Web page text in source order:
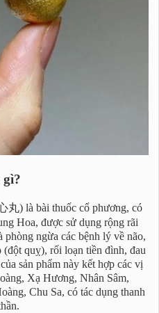
) là bài thuốc cổ phương, có
Hoa, được sử dụng rộng rãi
ngừa các bệnh lý về não,
(đột quỵ), rối loạn tiền đình, đau
sản phẩm này kết hợp các vị
Xạ Hương, Nhân Sâm,
Chu Sa, có tác dụng thanh